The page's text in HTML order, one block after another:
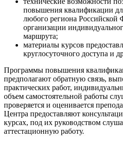
повышения квалификации
любого региона Российской
организации
маршрута;
материалы курсов
круглосуточного доступа и
Программы повышения
предполагают обратную связь,
практических работ,
объем самостоятельной работы
проверяется и оценивается
Центра предоставляют
курсах, под их руководством
аттестационную работу.